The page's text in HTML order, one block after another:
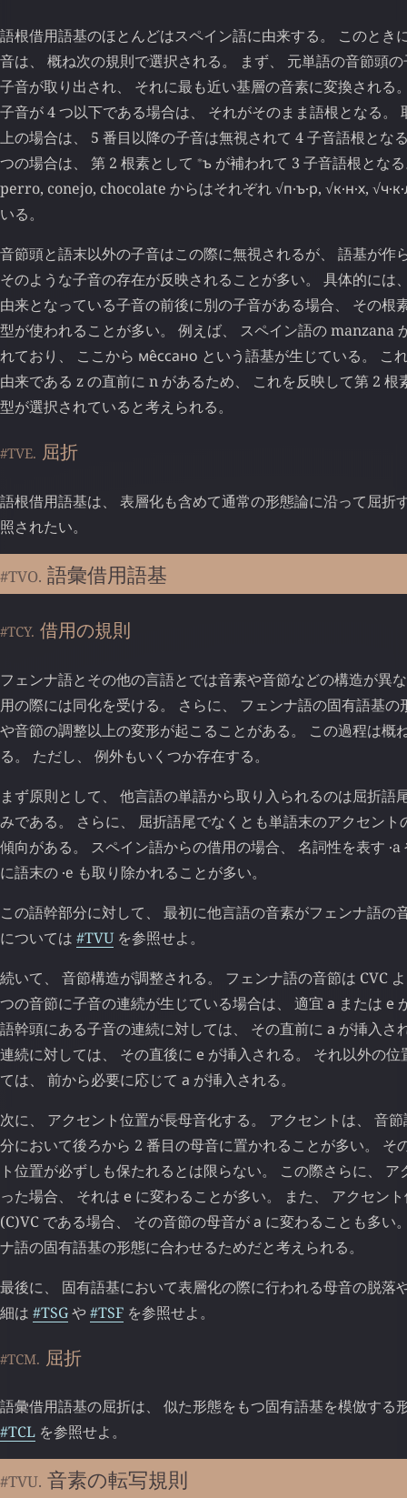
語根借用語基のほとんどはスペイン語に由来する。 このとき
音は、 概ね次の規則で選択される。 まず、 元単語の音節頭
子音が取り出され、 それに最も近い基層の音素に変換される
子音が 4 つ以下である場合は、 それがそのまま語根となる。
上の場合は、 5 番目以降の子音は無視されて 4 子音語根とな
つの場合は、 第 2 根素として ⁎ъ が補われて 3 子音語根とな
perro, conejo, chocolate からはそれぞれ √п‧ъ‧р, √к‧н‧х, √ч‧к‧
いる。
音節頭と語末以外の子音はこの際に無視されるが、 語基が作
そのような子音の存在が反映されることが多い。 具体的には
由来となっている子音の前後に別の子音がある場合、 その根
型が使われることが多い。 例えば、 スペイン語の manzana
れており、 ここから ме̂ссано という語基が生じている。 こ
由来である z の直前に n があるため、 これを反映して第 2
型が選択されていると考えられる。
#TVE. 屈折
語根借用語基は、 表層化も含めて通常の形態論に沿って屈折
照されたい。
#TVO. 語彙借用語基
#TCY. 借用の規則
フェンナ語とその他の言語とでは音素や音節などの構造が異
用の際には同化を受ける。 さらに、 フェンナ語の固有語基
や音節の調整以上の変形が起こることがある。 この過程は概
る。 ただし、 例外もいくつか存在する。
まず原則として、 他言語の単語から取り入られるのは屈折語
みである。 さらに、 屈折語尾でなくとも単語末のアクセン
傾向がある。 スペイン語からの借用の場合、 名詞性を表す ‧a
に語末の ‧e も取り除かれることが多い。
この語幹部分に対して、 最初に他言語の音素がフェンナ語の
については #TVU を参照せよ。
続いて、 音節構造が調整される。 フェンナ語の音節は CVC
つの音節に子音の連続が生じている場合は、 適宜 а または е
語幹頭にある子音の連続に対しては、 その直前に а が挿入さ
連続に対しては、 その直後に е が挿入される。 それ以外の
ては、 前から必要に応じて а が挿入される。
次に、 アクセント位置が長母音化する。 アクセントは、 音
分において後ろから 2 番目の母音に置かれることが多い。 そ
ト位置が必ずしも保たれるとは限らない。 この際さらに、
った場合、 それは е に変わることが多い。 また、 アクセン
(C)VC である場合、 その音節の母音がа に変わることも多い
ナ語の固有語基の形態に合わせるためだと考えられる。
最後に、 固有語基において表層化の際に行われる母音の脱落
細は #TSGや#TSF を参照せよ。
#TCM. 屈折
語彙借用語基の屈折は、 似た形態をもつ固有語基を模倣する
#TCL を参照せよ。
#TVU. 音素の転写規則